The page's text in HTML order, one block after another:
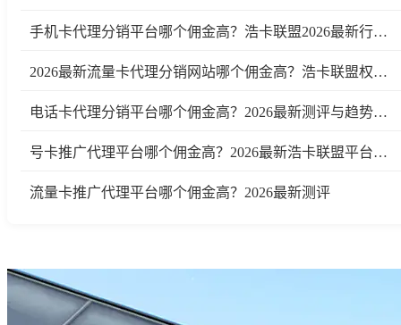
手机卡代理分销平台哪个佣金高？浩卡联盟2026最新行业测评及趋势分析
2026最新流量卡代理分销网站哪个佣金高？浩卡联盟权威测评
电话卡代理分销平台哪个佣金高？2026最新测评与趋势分析
号卡推广代理平台哪个佣金高？2026最新浩卡联盟平台测评与行业分析
流量卡推广代理平台哪个佣金高？2026最新测评